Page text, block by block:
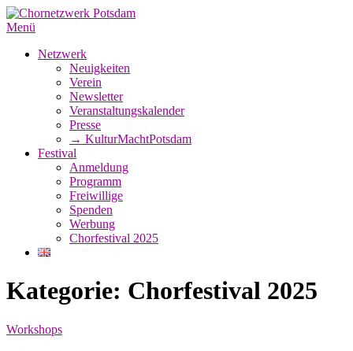
Zum
Inhalt
Menü
Netzwerk
Neuigkeiten
Verein
Newsletter
Veranstaltungskalender
Presse
→ KulturMachtPotsdam
Festival
Anmeldung
Programm
Freiwillige
Spenden
Werbung
Chorfestival 2025
Kategorie: Chorfestival 2025
Workshops